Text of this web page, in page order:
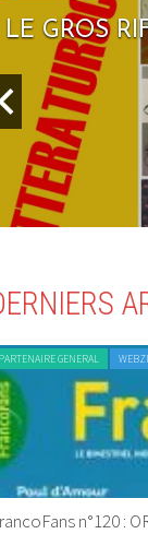
LE
GENERAL
n°120 :